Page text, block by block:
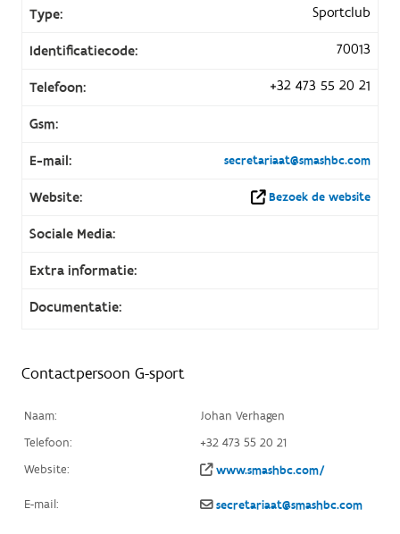
Type: Sportclub
Identificatiecode: 70013
Telefoon: +32 473 55 20 21
Gsm:
E-mail: secretariaat@smashbc.com
Website: Bezoek de website
Sociale Media:
Extra informatie:
Documentatie:
Contactpersoon G-sport
Naam:
Johan Verhagen
Telefoon:
+32 473 55 20 21
Website:
www.smashbc.com/
E-mail: secretariaat@smashbc.com